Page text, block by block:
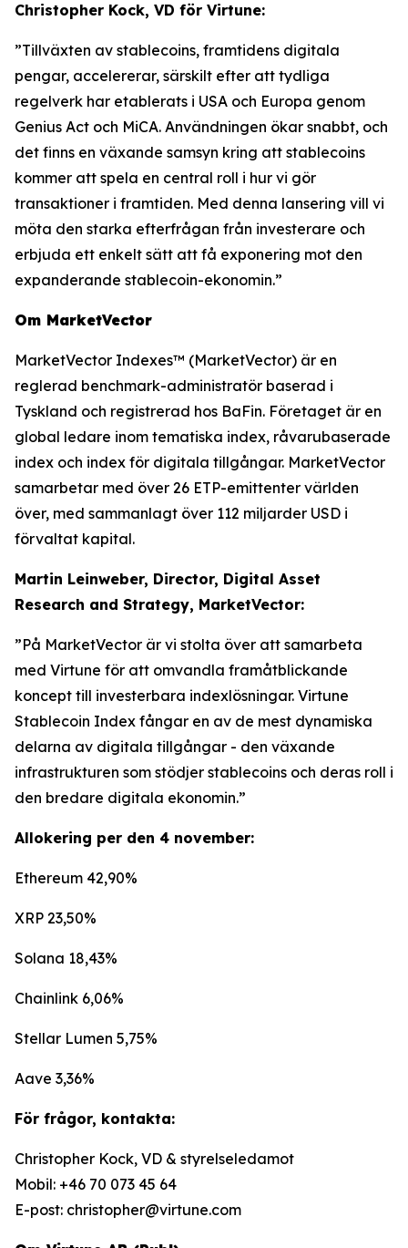
Christopher Kock, VD för Virtune:
”Tillväxten av stablecoins, framtidens digitala
pengar, accelererar, särskilt efter att tydliga
regelverk har etablerats i USA och Europa genom
Genius Act och MiCA. Användningen ökar snabbt, och
det finns en växande samsyn kring att stablecoins
kommer att spela en central roll i hur vi gör
transaktioner i framtiden. Med denna lansering vill vi
möta den starka efterfrågan från investerare och
erbjuda ett enkelt sätt att få exponering mot den
expanderande stablecoin-ekonomin.”
Om MarketVector
MarketVector Indexes™ (MarketVector) är en
reglerad benchmark-administratör baserad i
Tyskland och registrerad hos BaFin. Företaget är en
global ledare inom tematiska index, råvarubaserade
index och index för digitala tillgångar. MarketVector
samarbetar med över 26 ETP-emittenter världen
över, med sammanlagt över 112 miljarder USD i
förvaltat kapital.
Martin Leinweber, Director, Digital Asset
Research and Strategy, MarketVector:
”På MarketVector är vi stolta över att samarbeta
med Virtune för att omvandla framåtblickande
koncept till investerbara indexlösningar. Virtune
Stablecoin Index fångar en av de mest dynamiska
delarna av digitala tillgångar - den växande
infrastrukturen som stödjer stablecoins och deras roll i
den bredare digitala ekonomin.”
Allokering per den 4 november:
Ethereum 42,90%
XRP 23,50%
Solana 18,43%
Chainlink 6,06%
Stellar Lumen 5,75%
Aave 3,36%
För frågor, kontakta:
Christopher Kock, VD & styrelseledamot
Mobil: +46 70 073 45 64
E-post: christopher@virtune.com